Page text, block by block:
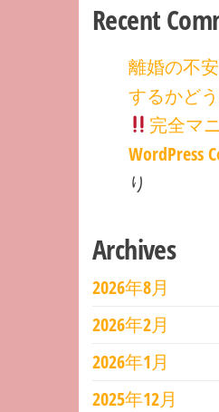
Recent
離婚の不
するかど
完全マ
WordPress
り
Archives
2026年8月
2026年2月
2026年1月
2025年12月